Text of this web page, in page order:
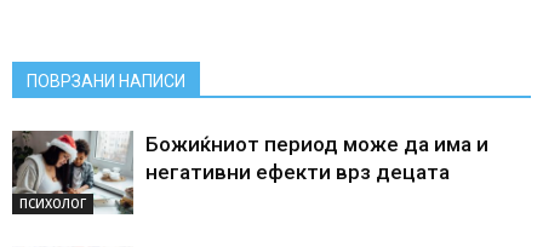
ПОВРЗАНИ НАПИСИ
ПСИХОЛОГ
Божиќниот период може да има и
негативни ефекти врз децата